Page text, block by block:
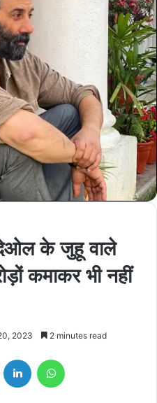
देओल के जुहू वाले
कमाकर भी नहीं
2023 2 minutes read
Twitter LinkedIn